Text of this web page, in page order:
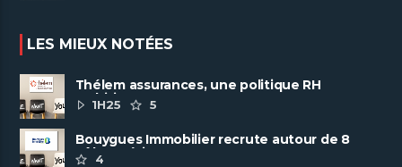
LES MIEUX NOTÉES
Thélem assurances, une politique RH
ambitieuse
1H25 5
Bouygues Immobilier recrute autour de 8
pôles métiers
4